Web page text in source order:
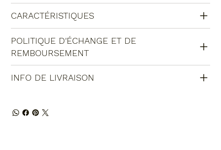
CARACTÉRISTIQUES
POLITIQUE D'ÉCHANGE ET DE
REMBOURSEMENT
INFO DE LIVRAISON